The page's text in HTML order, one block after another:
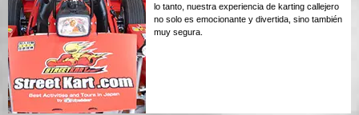
lo tanto, nuestra experiencia de karting callejero
no solo es emocionante y divertida, sino también
muy segura.